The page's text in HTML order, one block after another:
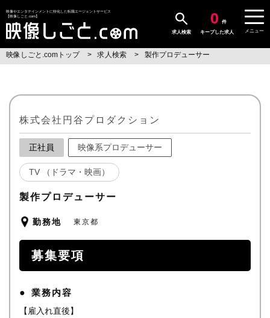
映像やエンタテインメントに特化した転職エージェントサービス
【映像しごと.com】
求人検索
0
件
キープした求人
メニュー
映像しごと.comトップ 求人検索 製作プロデューサー
株式会社円谷プロダクション
正社員 映像系プロデューサー
TV （ドラマ・映画）
製作プロデューサー
勤務地 東京都
募集要項
業務内容
【雇入れ直後】